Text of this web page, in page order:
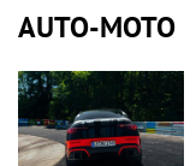
AUTO-MOTO